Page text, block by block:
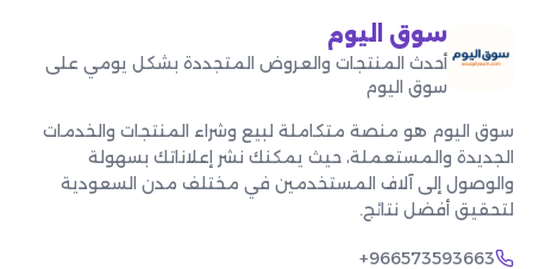
سوق اليوم
أحدث المنتجات والعروض المتجددة بشكل يومي على
سوق اليوم
سوق اليوم هو منصة متكاملة لبيع وشراء المنتجات والخدمات
الجديدة والمستعملة، حيث يمكنك نشر إعلاناتك بسهولة
والوصول إلى آلاف المستخدمين في مختلف مدن السعودية
لتحقيق أفضل نتائج.
+966573593663